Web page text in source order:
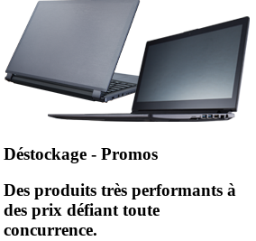
Déstockage - Promos
Des produits très performants à
des prix défiant toute
concurrence.